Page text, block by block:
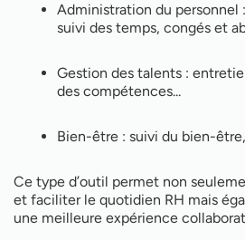
Administration du personnel
suivi des temps, congés et
Gestion des talents :
des compétences...
Bien-être : suivi du bien-
Ce type d’outil permet non
et faciliter le quotidien RH mais
une meilleure expérience